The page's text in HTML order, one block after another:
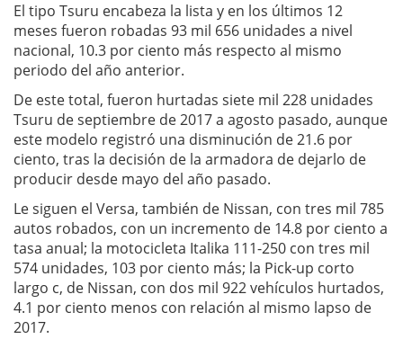
El tipo Tsuru encabeza la lista y en los últimos 12
meses fueron robadas 93 mil 656 unidades a nivel
nacional, 10.3 por ciento más respecto al mismo
periodo del año anterior.
De este total, fueron hurtadas siete mil 228 unidades
Tsuru de septiembre de 2017 a agosto pasado, aunque
este modelo registró una disminución de 21.6 por
ciento, tras la decisión de la armadora de dejarlo de
producir desde mayo del año pasado.
Le siguen el Versa, también de Nissan, con tres mil 785
autos robados, con un incremento de 14.8 por ciento a
tasa anual; la motocicleta Italika 111-250 con tres mil
574 unidades, 103 por ciento más; la Pick-up corto
largo c, de Nissan, con dos mil 922 vehículos hurtados,
4.1 por ciento menos con relación al mismo lapso de
2017.